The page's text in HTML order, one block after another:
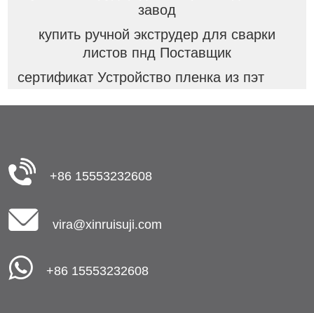
завод
купить ручной экструдер для сварки
листов пнд Поставщик
сертификат Устройство пленка из пэт
+86 15553232608
vira@xinruisuji.com
+86 15553232608